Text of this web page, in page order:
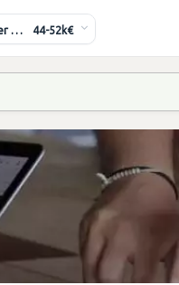
Senior Power Systems Engineer 44-52k€